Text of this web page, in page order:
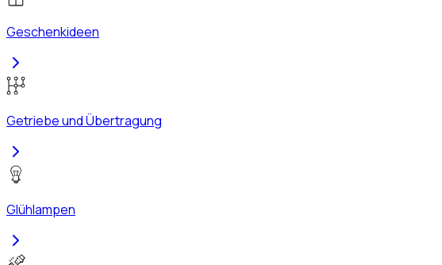
Geschenkideen
Getriebe und Übertragung
Glühlampen